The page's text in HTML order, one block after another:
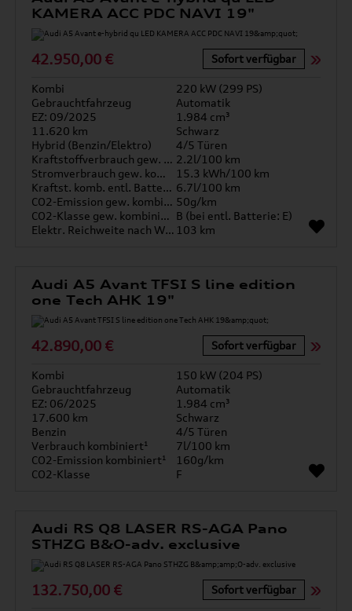
KAMERA ACC PDC NAVI 19"
42.950,00 € Sofort verfügbar
Kombi
220 kW (299 PS)
Gebrauchtfahrzeug
Automatik
EZ: 09/2025
1.984 cm³
11.620 km
Schwarz
Hybrid (Benzin/Elektro)
4/5 Türen
Kraftstoffverbrauch gew. kombiniert 2.2l/100 km
Stromverbrauch gew. kombiniert
15.3 kWh/100 km
Kraftst. komb. entl. Batterie 6.7l/100 km
CO2-Emission gew. kombiniert 50g/km
CO2-Klasse gew. kombiniert B (bei entl. Batterie: E)
Elektr. Reichweite nach WLTP* 103 km
Audi A5 Avant TFSI S line edition
one Tech AHK 19"
42.890,00 € Sofort verfügbar
Kombi
150 kW (204 PS)
Gebrauchtfahrzeug
Automatik
EZ: 06/2025
1.984 cm³
17.600 km
Schwarz
Benzin
4/5 Türen
Verbrauch kombiniert¹
7l/100 km
CO2-Emission kombiniert¹
160g/km
CO2-Klasse
F
Audi RS Q8 LASER RS-AGA Pano
STHZG B&O-adv. exclusive
132.750,00 € Sofort verfügbar